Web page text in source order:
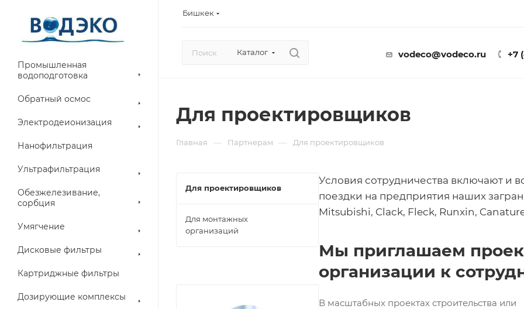
Бишкек
Каталог vodeco@vodeco.ru +7
Промышленная
водоподготовка
Обратный осмос
Электродеионизация
Нанофильтрация
Ультрафильтрация
Обезжелезивание,
сорбция
Умягчение
Дисковые фильтры
Картриджные фильтры
Дозирующие комплексы
Для проектировщиков
Главная — Партнерам — Для проектировщиков
Условия сотрудничества включают и
поездки на предприятия наших
Mitsubishi, Clack, Fleck, Runxin,
Мы приглашаем
организации к
В масштабных проектах строительства или
Для проектировщиков
Для монтажных
организаций